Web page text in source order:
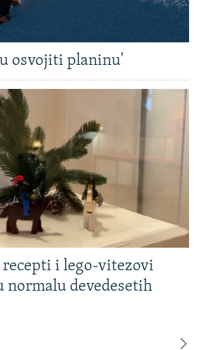
osvojiti planinu'
i lego-vitezovi
normalu devedesetih